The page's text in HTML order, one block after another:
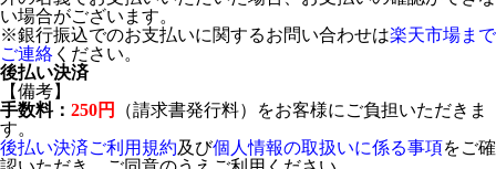
い場合がございます。
※銀行振込でのお支払いに関するお問い合わせは楽天市場まで
ご連絡 ください。
後払い決済
【備考】
手数料： 250円
（請求書発行料）をお客様にご負担いただきま
す。
後払い決済ご利用規約及び個人情報の取扱いに係る事項をご確